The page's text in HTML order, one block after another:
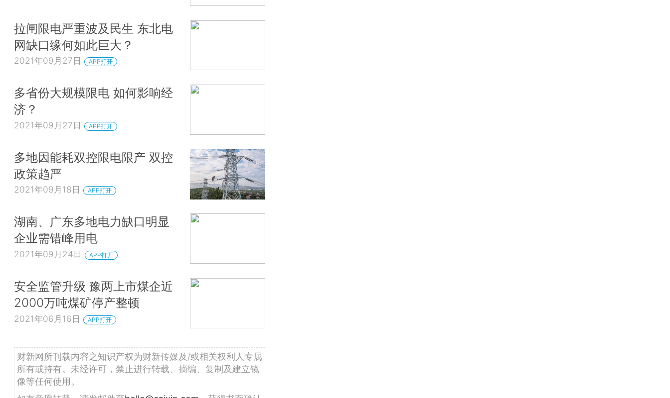
拉闸限电严重波及民生 东北电
网缺口缘何如此巨大？
2021年09月27日 APP打开
多省份大规模限电 如何影响经
济？
2021年09月27日 APP打开
多地因能耗双控限电限产 双控
政策趋严
2021年09月18日 APP打开
湖南、广东多地电力缺口明显
企业需错峰用电
2021年09月24日 APP打开
安全监管升级 豫两上市煤企近
2000万吨煤矿停产整顿
2021年06月16日 APP打开
财新网所刊载内容之知识产权为财新传媒及/或相关权利人专属
所有或持有。未经许可，禁止进行转载、摘编、复制及建立镜
像等任何使用。